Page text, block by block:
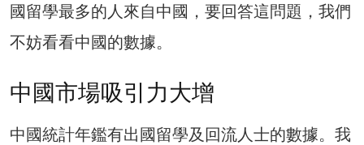
國留學最多的人來自中國，要回答這問題，我們
不妨看看中國的數據。
中國市場吸引力大增
中國統計年鑑有出國留學及回流人士的數據。我